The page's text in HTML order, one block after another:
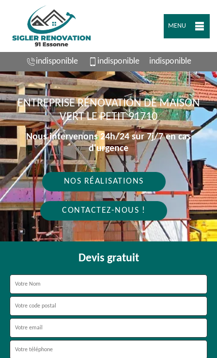
MENU
indisponible indisponible indisponible
ENTREPRISE RÉNOVATION DE MAISON
VERT LE PETIT 91710
Nous intervenons 24h/24 sur 7j/7 en cas
d'urgence
NOS RÉALISATIONS
CONTACTEZ-NOUS !
Devis gratuit